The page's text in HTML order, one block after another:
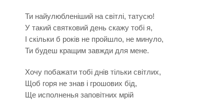
Ти найулюбленіший на світлі, татусю!
У такий святковий день скажу тобі я,
І скільки б років не пройшло, не минуло,
Ти будеш кращим завжди для мене.
Хочу побажати тобі днів тільки світлих,
Щоб горя не знав і грошових бід,
Ще исполненья заповітних мрій